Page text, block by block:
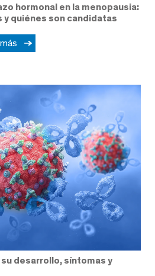
hormonal en la menopausia:
quiénes son candidatas
desarrollo, síntomas y